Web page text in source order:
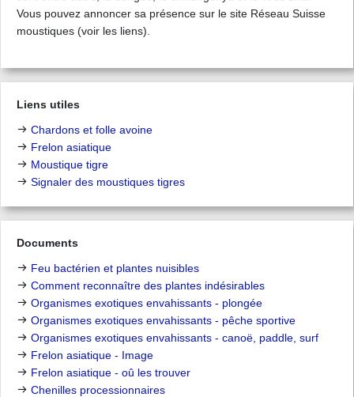
Vous pouvez annoncer sa présence sur le site Réseau Suisse
moustiques (voir les liens).
Liens utiles
Chardons et folle avoine
Frelon asiatique
Moustique tigre
Signaler des moustiques tigres
Documents
Feu bactérien et plantes nuisibles
Comment reconnaître des plantes indésirables
Organismes exotiques envahissants - plongée
Organismes exotiques envahissants - pêche sportive
Organismes exotiques envahissants - canoë, paddle, surf
Frelon asiatique - Image
Frelon asiatique - oû les trouver
Chenilles processionnaires